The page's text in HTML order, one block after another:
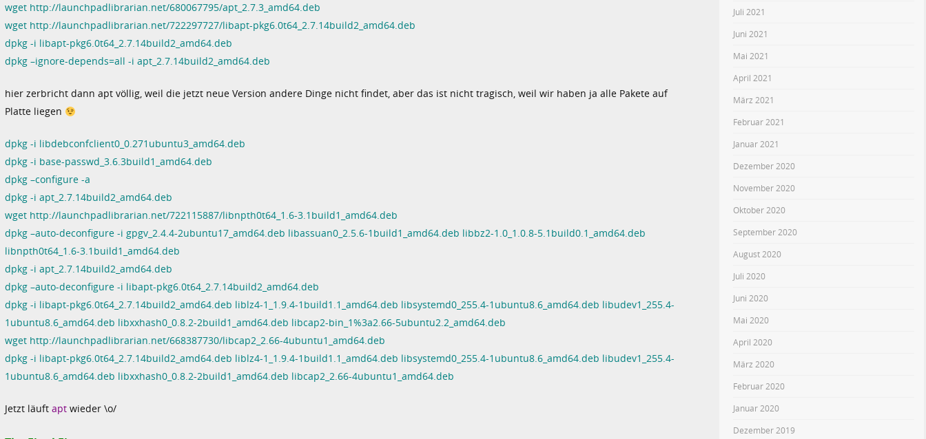
wget http://launchpadlibrarian.net/680067795/apt_2.7.3_amd64.deb
wget http://launchpadlibrarian.net/722297727/libapt-pkg6.0t64_2.7.14build2_amd64.deb
dpkg -i libapt-pkg6.0t64_2.7.14build2_amd64.deb
dpkg –ignore-depends=all -i apt_2.7.14build2_amd64.deb
hier zerbricht dann apt völlig, weil die jetzt neue Version andere Dinge nicht findet, aber das ist nicht tragisch, weil wir haben ja alle Pakete auf
Platte liegen
dpkg -i libdebconfclient0_0.271ubuntu3_amd64.deb
dpkg -i base-passwd_3.6.3build1_amd64.deb
dpkg –configure -a
dpkg -i apt_2.7.14build2_amd64.deb
wget http://launchpadlibrarian.net/722115887/libnpth0t64_1.6-3.1build1_amd64.deb
dpkg –auto-deconfigure -i gpgv_2.4.4-2ubuntu17_amd64.deb libassuan0_2.5.6-1build1_amd64.deb libbz2-1.0_1.0.8-5.1build0.1_amd64.deb
libnpth0t64_1.6-3.1build1_amd64.deb
dpkg -i apt_2.7.14build2_amd64.deb
dpkg –auto-deconfigure -i libapt-pkg6.0t64_2.7.14build2_amd64.deb
dpkg -i libapt-pkg6.0t64_2.7.14build2_amd64.deb liblz4-1_1.9.4-1build1.1_amd64.deb libsystemd0_255.4-1ubuntu8.6_amd64.deb libudev1_255.4-
1ubuntu8.6_amd64.deb libxxhash0_0.8.2-2build1_amd64.deb libcap2-bin_1%3a2.66-5ubuntu2.2_amd64.deb
wget http://launchpadlibrarian.net/668387730/libcap2_2.66-4ubuntu1_amd64.deb
dpkg -i libapt-pkg6.0t64_2.7.14build2_amd64.deb liblz4-1_1.9.4-1build1.1_amd64.deb libsystemd0_255.4-1ubuntu8.6_amd64.deb libudev1_255.4-
1ubuntu8.6_amd64.deb libxxhash0_0.8.2-2build1_amd64.deb libcap2_2.66-4ubuntu1_amd64.deb
Jetzt läuft apt wieder \o/
Juli 2021
Juni 2021
Mai 2021
April 2021
März 2021
Februar 2021
Januar 2021
Dezember 2020
November 2020
Oktober 2020
September 2020
August 2020
Juli 2020
Juni 2020
Mai 2020
April 2020
März 2020
Februar 2020
Januar 2020
Dezember 2019